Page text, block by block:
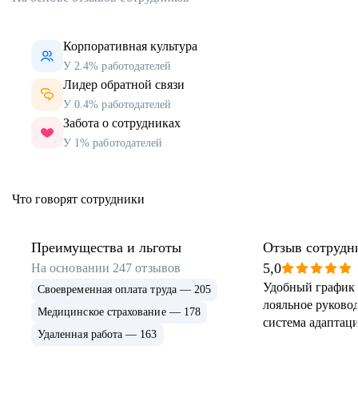
Корпоративная культура
У 2.4% работодателей
Лидер обратной связи
У 0.4% работодателей
Забота о сотрудниках
У 1% работодателей
Что говорят сотрудники
Преимущества и льготы
На основании 247 отзывов
Своевременная оплата труда — 205
Медицинское страхование — 178
Удаленная работа — 163
Отзыв
5,0
Удобный график
лояльное
система